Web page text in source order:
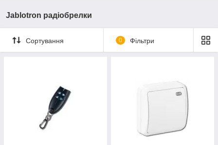
Jablotron радіобрелки
Сортування 0 Фільтри